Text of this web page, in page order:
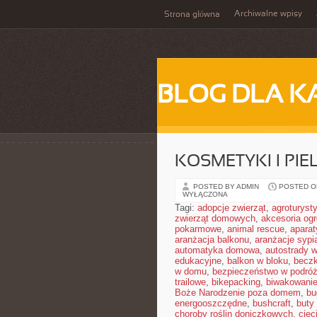
Strona główna Archiwalne wpisy
BLOG DLA
KOSMETYKI I
POSTED BY ADMIN POSTED
WYŁĄCZONA
Tagi: adopcje zwierząt,
zwierząt domowych, akcesoria
pokarmowe, animal rescue,
aranżacja balkonu, aranżacje
automatyka domowa, autostrady
edukacyjne, balkon w bloku,
w domu, bezpieczeństwo w
trailowe, bikepacking, biwakowanie
Boże Narodzenie poza domem,
energooszczędne, bushcraft, buty
choroby roślin doniczkowych,